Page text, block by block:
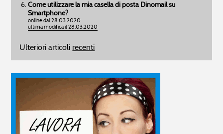
Come utilizzare la mia casella di posta Dinomail su
Smartphone?
online dal 28.03.2020
ultima modifica il 28.03.2020
Ulteriori articoli recenti